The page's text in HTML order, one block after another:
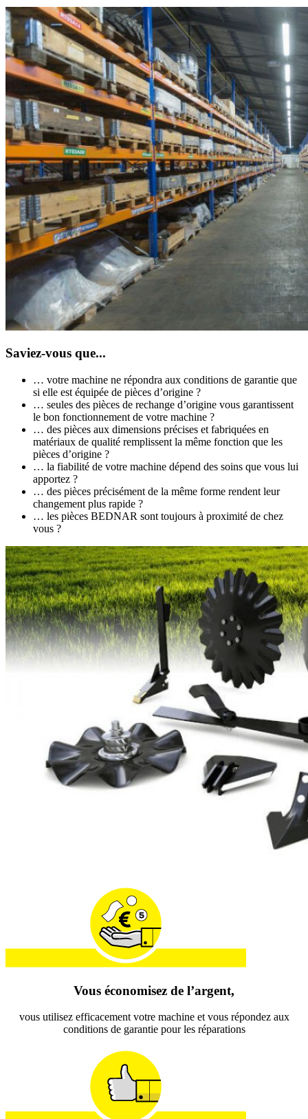
Saviez-vous que...
… votre machine ne répondra aux conditions de garantie que
si elle est équipée de pièces d’origine ?
… seules des pièces de rechange d’origine vous garantissent
le bon fonctionnement de votre machine ?
… des pièces aux dimensions précises et fabriquées en
matériaux de qualité remplissent la même fonction que les
pièces d’origine ?
… la fiabilité de votre machine dépend des soins que vous lui
apportez ?
… des pièces précisément de la même forme rendent leur
changement plus rapide ?
… les pièces BEDNAR sont toujours à proximité de chez
vous ?
Vous économisez de l’argent,
vous utilisez efficacement votre machine et vous répondez aux
conditions de garantie pour les réparations